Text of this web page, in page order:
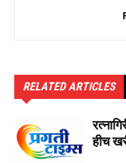
RELATED ARTICLES
हीच